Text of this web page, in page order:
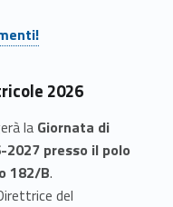
2026
laGiornata di
presso il polo
182/B.
del